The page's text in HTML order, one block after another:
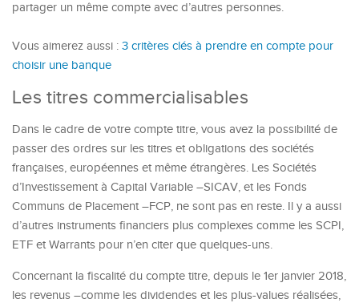
partager un même compte avec d’autres personnes.
Vous aimerez aussi : 3 critères clés à prendre en compte pour
choisir une banque
Les titres commercialisables
Dans le cadre de votre compte titre, vous avez la possibilité de
passer des ordres sur les titres et obligations des sociétés
françaises, européennes et même étrangères. Les Sociétés
d’Investissement à Capital Variable –SICAV, et les Fonds
Communs de Placement –FCP, ne sont pas en reste. Il y a aussi
d’autres instruments financiers plus complexes comme les SCPI,
ETF et Warrants pour n’en citer que quelques-uns.
Concernant la fiscalité du compte titre, depuis le 1er janvier 2018,
les revenus –comme les dividendes et les plus-values réalisées,